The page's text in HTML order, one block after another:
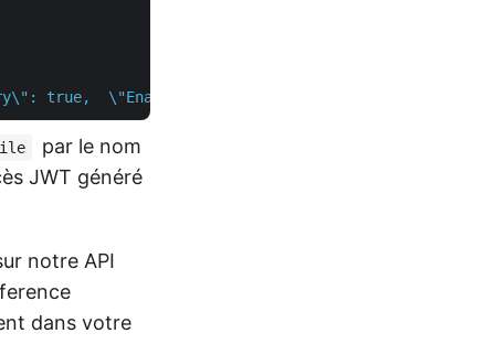
\"EnableHTTPCompression\": true,
par le nom
JWT généré
notre API
dans votre